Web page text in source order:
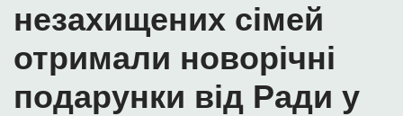
незахищених сімей
отримали новорічні
подарунки від Ради у